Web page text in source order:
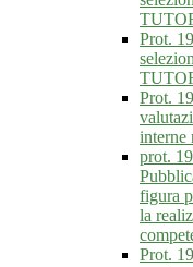
Prot.
Prot.
prot.
figura
la
Prot.